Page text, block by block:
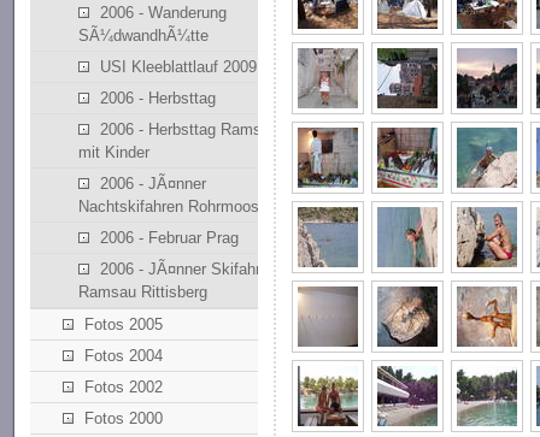
2006 - Wanderung
SÃ¼dwandhÃ¼tte
USI Kleeblattlauf 2009
2006 - Herbsttag
2006 - Herbsttag Ramsau
mit Kinder
2006 - JÃ¤nner
Nachtskifahren Rohrmoos
2006 - Februar Prag
2006 - JÃ¤nner Skifahren
Ramsau Rittisberg
Fotos 2005
Fotos 2004
Fotos 2002
Fotos 2000